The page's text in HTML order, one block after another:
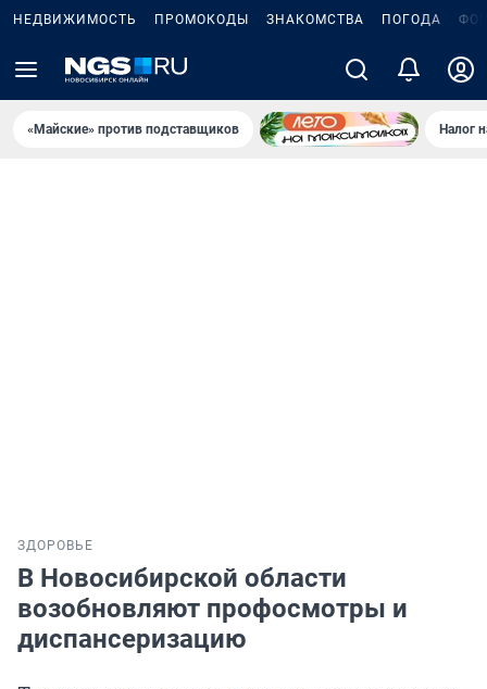
НЕДВИЖИМОСТЬ ПРОМОКОДЫ ЗНАКОМСТВА ПОГОДА
«Майские» против подставщиков Налог
ЗДОРОВЬЕ
В Новосибирской области
возобновляют профосмотры и
диспансеризацию